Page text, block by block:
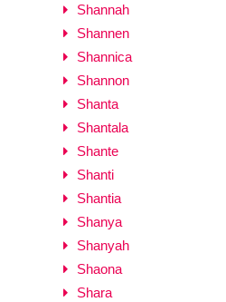
Shannah
Shannen
Shannica
Shannon
Shanta
Shantala
Shante
Shanti
Shantia
Shanya
Shanyah
Shaona
Shara